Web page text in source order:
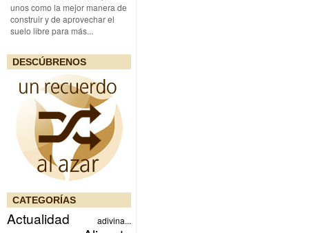
unos como la mejor manera de
construir y de aprovechar el
suelo libre para más...
DESCÚBRENOS
CATEGORÍAS
Actualidad adivina...